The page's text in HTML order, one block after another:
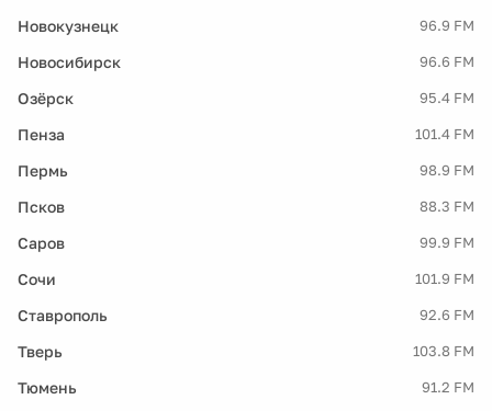
Новокузнецк 96.9 FM
Новосибирск 96.6 FM
Озёрск 95.4 FM
Пенза 101.4 FM
Пермь 98.9 FM
Псков 88.3 FM
Саров 99.9 FM
Сочи 101.9 FM
Ставрополь 92.6 FM
Тверь 103.8 FM
Тюмень 91.2 FM